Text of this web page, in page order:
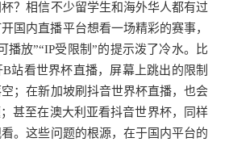
？相信不少留学生和海外华人都有过
国内直播平台想看一场精彩的赛事，
播放”“IP受限制”的提示泼了冷水。比
站看世界杯直播，屏幕上跳出的限制
；在新加坡刷抖音世界杯直播，也会
甚至在澳大利亚看抖音世界杯，同样
。这些问题的根源，在于国内平台的